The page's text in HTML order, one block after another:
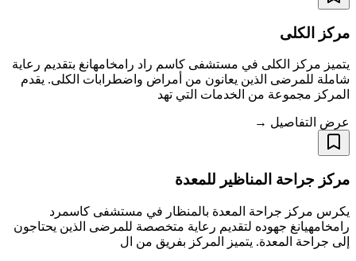
مركز الكلى
يتميز مركز الكلى في مستشفى كاسم راد رامخامهانغ بتقديم رعاية
شاملة للمرضى الذين يعانون من أمراض واضطرابات الكلى. يقدم
المركز مجموعة من الخدمات التي تهد
عرض التفاصيل →
مركز جراحة المناظير للمعدة
يكرس مركز جراحة المعدة بالمنظار في مستشفى كاسمرد
رامخامهيانغ جهوده لتقديم رعاية متخصصة للمرضى الذين يحتاجون
إلى جراحة المعدة. يتميز المركز بفريق من ال